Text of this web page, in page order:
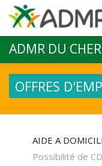
Aller au contenu principal
ADMR DU CHER
OFFRES
AIDE A
Possibilité de